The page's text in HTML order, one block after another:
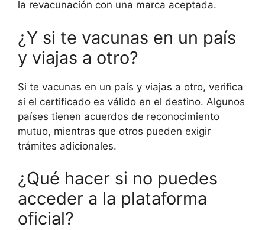
la revacunación con una marca aceptada.
¿Y si te vacunas en un país
y viajas a otro?
Si te vacunas en un país y viajas a otro, verifica
si el certificado es válido en el destino. Algunos
países tienen acuerdos de reconocimiento
mutuo, mientras que otros pueden exigir
trámites adicionales.
¿Qué hacer si no puedes
acceder a la plataforma
oficial?